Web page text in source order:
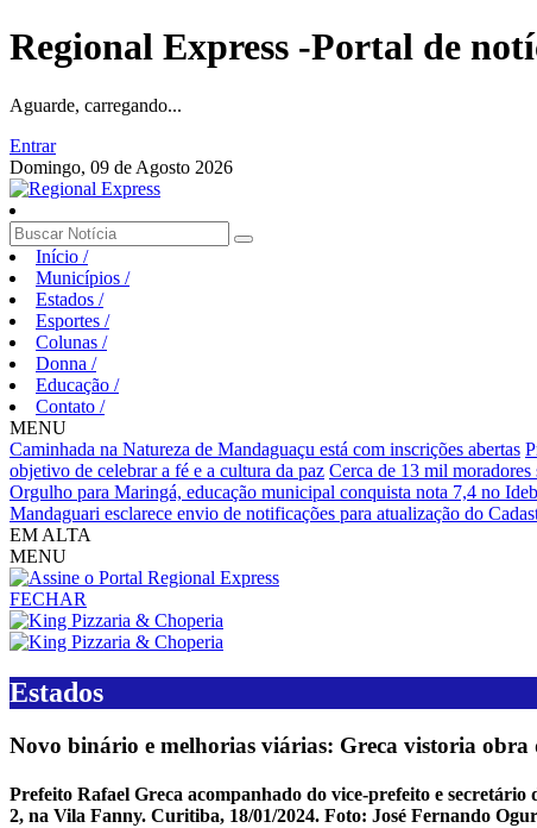
Regional Express -Portal de
Aguarde, carregando...
Entrar
Domingo, 09 de Agosto 2026
Início /
Municípios /
Estados /
Esportes /
Colunas /
Donna /
Educação /
Contato /
MENU
Caminhada na Natureza de Mandaguaçu está com inscrições abertas
objetivo de celebrar a fé e a cultura da paz Cerca de 13 mil
Orgulho para Maringá, educação municipal conquista nota 7,4 no
Mandaguari esclarece envio de notificações para atualização do
EM ALTA
MENU
FECHAR
Estados
Novo binário e melhorias viárias: Greca vistoria
Prefeito Rafael Greca acompanhado do vice-prefeito e
2, na Vila Fanny. Curitiba, 18/01/2024. Foto: José Fernando